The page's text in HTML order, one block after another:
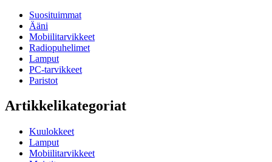
Suosituimmat
Ääni
Mobiilitarvikkeet
Radiopuhelimet
Lamput
PC-tarvikkeet
Paristot
Artikkelikategoriat
Kuulokkeet
Lamput
Mobiilitarvikkeet